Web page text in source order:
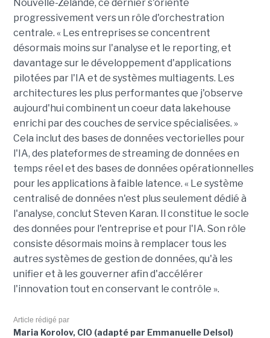
Nouvelle-Zélande, ce dernier s'oriente
progressivement vers un rôle d'orchestration
centrale. « Les entreprises se concentrent
désormais moins sur l'analyse et le reporting, et
davantage sur le développement d'applications
pilotées par l'IA et de systèmes multiagents. Les
architectures les plus performantes que j'observe
aujourd'hui combinent un coeur data lakehouse
enrichi par des couches de service spécialisées. »
Cela inclut des bases de données vectorielles pour
l'IA, des plateformes de streaming de données en
temps réel et des bases de données opérationnelles
pour les applications à faible latence. « Le système
centralisé de données n'est plus seulement dédié à
l'analyse, conclut Steven Karan. Il constitue le socle
des données pour l'entreprise et pour l'IA. Son rôle
consiste désormais moins à remplacer tous les
autres systèmes de gestion de données, qu'à les
unifier et à les gouverner afin d'accélérer
l'innovation tout en conservant le contrôle ».
Article rédigé par
Maria Korolov, CIO (adapté par Emmanuelle Delsol)